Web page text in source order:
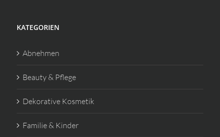
KATEGORIEN
Abnehmen
Beauty & Pflege
Dekorative Kosmetik
Familie & Kinder